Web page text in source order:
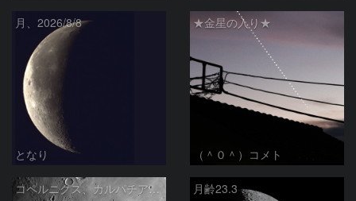
月、2026/8/8
となり
★金星の入り★
（＾０＾）コメト
コペルニクス、カルパチア山脈付近 月齢23.3